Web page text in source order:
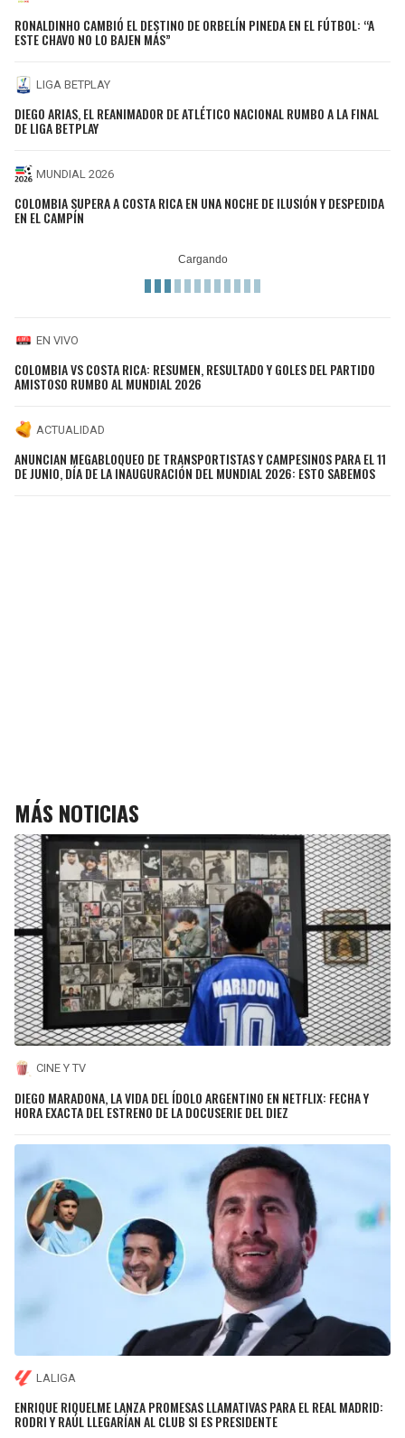
RONALDINHO CAMBIÓ EL DESTINO DE ORBELÍN PINEDA EN EL FÚTBOL: “A
ESTE CHAVO NO LO BAJEN MÁS”
LIGA BETPLAY
DIEGO ARIAS, EL REANIMADOR DE ATLÉTICO NACIONAL RUMBO A LA FINAL
DE LIGA BETPLAY
MUNDIAL 2026
COLOMBIA SUPERA A COSTA RICA EN UNA NOCHE DE ILUSIÓN Y DESPEDIDA
EN EL CAMPÍN
EN VIVO
COLOMBIA VS COSTA RICA: RESUMEN, RESULTADO Y GOLES DEL PARTIDO
AMISTOSO RUMBO AL MUNDIAL 2026
ACTUALIDAD
ANUNCIAN MEGABLOQUEO DE TRANSPORTISTAS Y CAMPESINOS PARA EL 11
DE JUNIO, DÍA DE LA INAUGURACIÓN DEL MUNDIAL 2026: ESTO SABEMOS
MÁS NOTICIAS
CINE Y TV
DIEGO MARADONA, LA VIDA DEL ÍDOLO ARGENTINO EN NETFLIX: FECHA Y
HORA EXACTA DEL ESTRENO DE LA DOCUSERIE DEL DIEZ
LALIGA
ENRIQUE RIQUELME LANZA PROMESAS LLAMATIVAS PARA EL REAL MADRID:
RODRI Y RAÚL LLEGARÍAN AL CLUB SI ES PRESIDENTE